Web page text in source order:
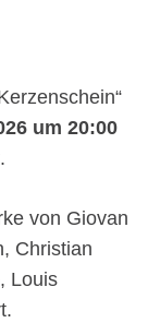
um 20:00
von Giovan
Christian
Louis